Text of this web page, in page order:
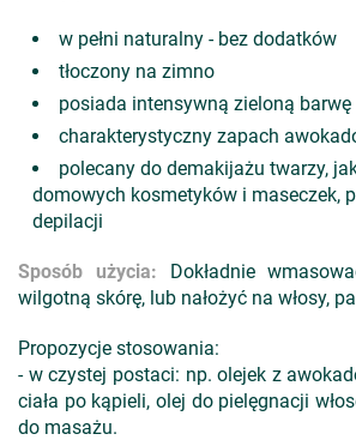
w pełni naturalny - bez dodatków
tłoczony na zimno
posiada intensywną zieloną barwę
charakterystyczny zapach
polecany do demakijażu twarzy,
domowych kosmetyków i maseczek,
depilacji
Sposób użycia: Dokładnie
wilgotną skórę, lub nałożyć na włosy,
Propozycje stosowania:
- w czystej postaci: np. olejek z
ciała po kąpieli, olej do pielęgnacji
do masażu.